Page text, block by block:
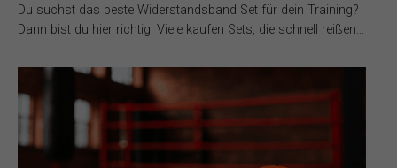
Du suchst das beste Widerstandsband Set für dein Training?
Dann bist du hier richtig! Viele kaufen Sets, die schnell reißen…